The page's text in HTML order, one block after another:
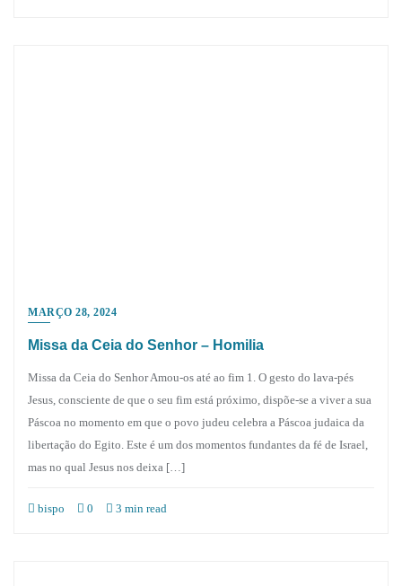
MARÇO 28, 2024
Missa da Ceia do Senhor – Homilia
Missa da Ceia do Senhor Amou-os até ao fim 1. O gesto do lava-pés
Jesus, consciente de que o seu fim está próximo, dispõe-se a viver a sua
Páscoa no momento em que o povo judeu celebra a Páscoa judaica da
libertação do Egito. Este é um dos momentos fundantes da fé de Israel,
mas no qual Jesus nos deixa […]
bispo 0 3 min read